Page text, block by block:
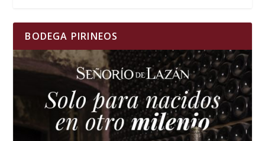
BODEGA PIRINEOS